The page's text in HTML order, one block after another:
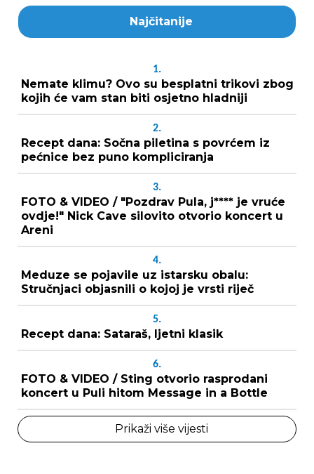
Najčitanije
1.
Nemate klimu? Ovo su besplatni trikovi zbog
kojih će vam stan biti osjetno hladniji
2.
Recept dana: Sočna piletina s povrćem iz
pećnice bez puno kompliciranja
3.
FOTO & VIDEO / "Pozdrav Pula, j**** je vruće
ovdje!" Nick Cave silovito otvorio koncert u
Areni
4.
Meduze se pojavile uz istarsku obalu:
Stručnjaci objasnili o kojoj je vrsti riječ
5.
Recept dana: Sataraš, ljetni klasik
6.
FOTO & VIDEO / Sting otvorio rasprodani
koncert u Puli hitom Message in a Bottle
Prikaži više vijesti